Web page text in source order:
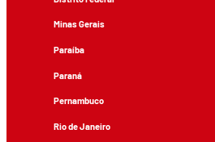
Minas Gerais
Paraíba
Paraná
Pernambuco
Rio de Janeiro